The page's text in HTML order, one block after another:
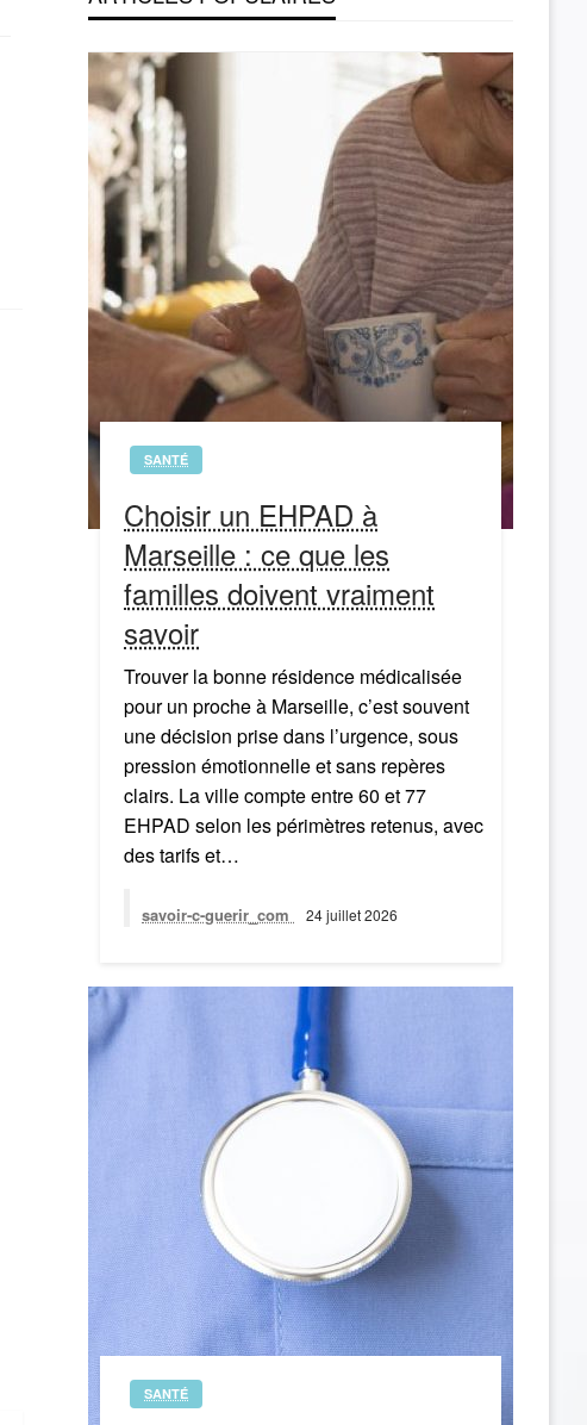
SANTÉ
Choisir un EHPAD à
Marseille : ce que les
familles doivent vraiment
savoir
Trouver la bonne résidence médicalisée
pour un proche à Marseille, c’est souvent
une décision prise dans l’urgence, sous
pression émotionnelle et sans repères
clairs. La ville compte entre 60 et 77
EHPAD selon les périmètres retenus, avec
des tarifs et…
savoir-c-guerir_com 24 juillet 2026
SANTÉ